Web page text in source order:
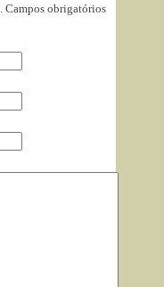
Campos obrigatórios